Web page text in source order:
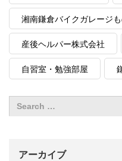
湘南鎌倉バイクガレージ
産後ヘルパー株式会社
自習室・勉強部屋
アーカイブ